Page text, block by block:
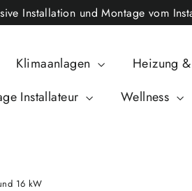
Installation und Montage vom
Klimaanlagen
Heizung
Installateur
Wellness
16 kW